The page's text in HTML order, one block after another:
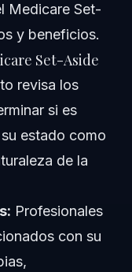
Medicare Set-
y beneficios.
Set-Aside
revisa los
si es
estado como
de la
Profesionales
con su